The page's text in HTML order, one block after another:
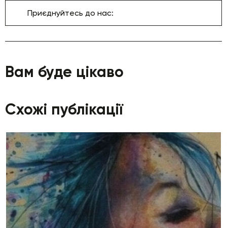
Приєднуйтесь до нас:
Вам буде цікаво
Схожі публікації